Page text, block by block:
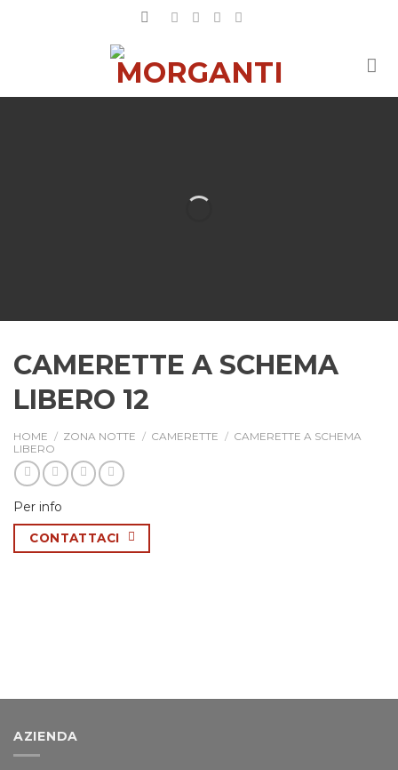
CAMERETTE A SCHEMA
LIBERO 12
HOME / ZONA NOTTE / CAMERETTE / CAMERETTE A SCHEMA
LIBERO
Per info
CONTATTACI
AZIENDA